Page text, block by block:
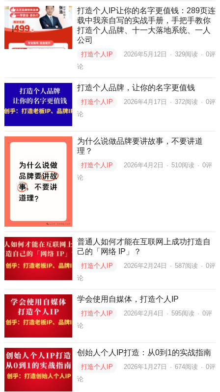
打造个人IP让你的名字更值钱：289页连
载中我亲自写的实战手册，手把手教你
打造个人品牌、十一大落地系统、一人
公司
打造个人IP 2026年5月12日 · 329阅读 · 0评
论
打造个人品牌，让你的名字更值钱
打造个人IP 2026年4月17日 · 372阅读 · 0评
论
为什么说做品牌要讲故事，不要讲道
理？
打造个人IP 2026年4月2日 · 510阅读 · 0评
论
普通人如何才能在互联网上成功打造自
己的「网络 IP」？
打造个人IP 2026年2月24日 · 587阅读 · 0评
论
学会使用自媒体，打造个人IP
打造个人IP 2026年2月4日 · 595阅读 · 0评
论
创始人个人IP打造：从0到1的实战指南
打造个人IP 2026年1月27日 · 674阅读 · 0评
论